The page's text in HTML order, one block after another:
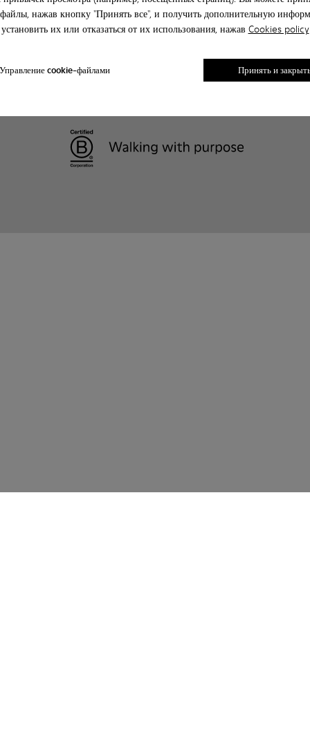
нажав кнопку "Принять все", и получить дополнительную
установить их или отказаться от их использования, нажав Cookies policy
Управление cookie-файлами Принять и